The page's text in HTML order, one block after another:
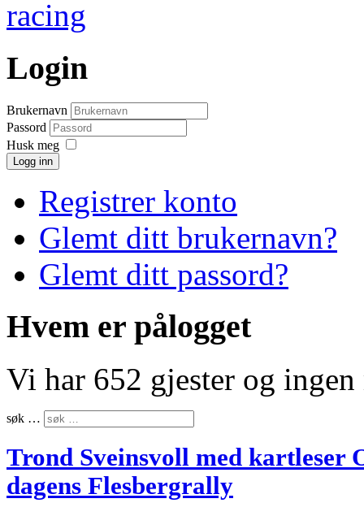
Login
Brukernavn
Passord
Husk meg
Logg inn
Registrer konto
Glemt ditt brukernavn?
Glemt ditt passord?
Hvem er pålogget
Vi har 652 gjester og ingen
søk …
Trond Sveinsvoll med kartleser
dagens Flesbergrally